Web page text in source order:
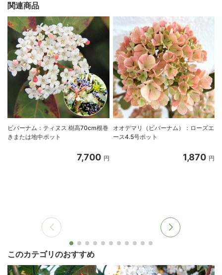
関連商品
ビバーナム：ティヌス 樹高70cm根巻
きまたは地中ポット
7,700 円
オオデマリ（ビバーナム）：ローズエ
ース4.5号ポット
1,870 円
このカテゴリのおすすめ